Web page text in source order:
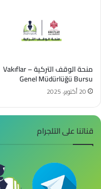
منحة الوقف التركية – Vakıflar
Genel Müdürlüğü Bursu
20 أكتوبر، 2025
قناتنا على التلجرام